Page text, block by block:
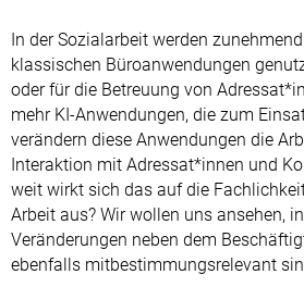
In der Sozialarbeit werden
klassischen Büroanwendungen
oder für die Betreuung von
mehr KI-Anwendungen, die zum
verändern diese Anwendungen die
Interaktion mit Adressat*innen und
weit wirkt sich das auf die
Arbeit aus? Wir wollen uns ansehen,
Veränderungen neben dem
ebenfalls mitbestimmungsrelevant